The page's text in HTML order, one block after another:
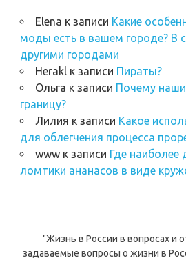
Elena к записи Какие
моды есть в вашем городе? В
другими городами
Herakl к записи Пираты?
Ольга к записи Почему
границу?
Лилия к записи Какое
для облегчения процесса
wwwк записи Где
ломтики ананасов в виде
"Жизнь в России в вопросах и
задаваемые вопросы о жизни в